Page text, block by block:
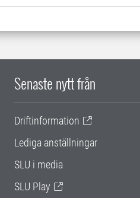
Senaste nytt från
Driftinformation
Lediga anställningar
SLU i media
SLU Play